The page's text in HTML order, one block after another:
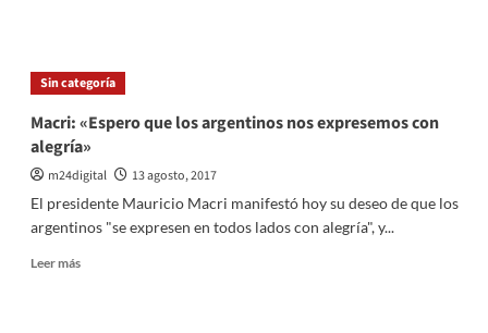
Poggi
y
«un
día
histórico
la
provincia»
Sin categoría
Macri: «Espero que los argentinos nos expresemos con
alegría»
m24digital
13 agosto, 2017
El presidente Mauricio Macri manifestó hoy su deseo de que los
argentinos "se expresen en todos lados con alegría", y...
Leer másLeer